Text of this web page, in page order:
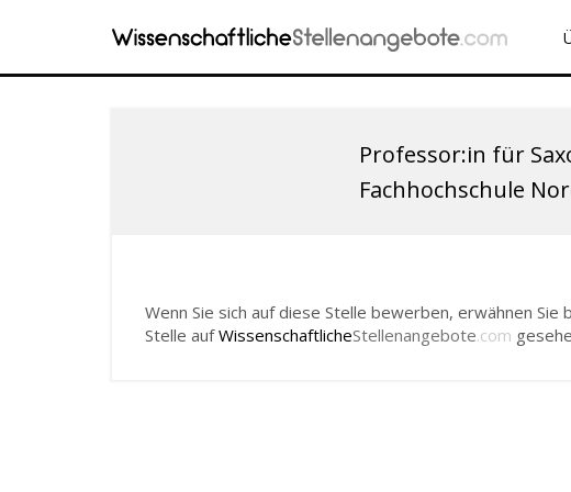
Professor:in für
Fachhochschule
Wenn Sie sich auf diese Stelle bewerben, erwähnen Sie
Stelle aufWissenschaftlicheStellenangebote.com